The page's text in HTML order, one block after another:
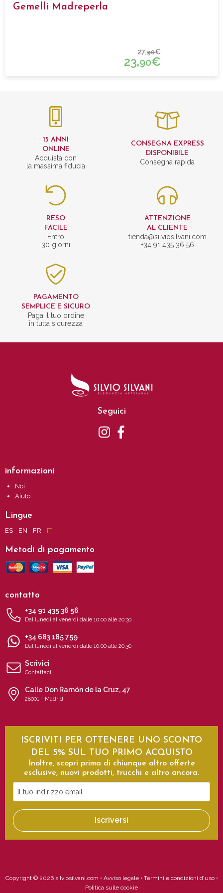
Gemelli Madreperla
27,90€
23,90€
15 ANNI
ONLINE
Acquista con
la massima fiducia
CONSEGNA EXPRESS
DISPONIBILE
Consegna rapida
RESO
FACILE
Entro
30 giorni
ATTENZIONE
AL CLIENTE
tienda@silviosilvani.com
+34 91 435 36 56
PAGAMENTO
SEMPLICE E SICURO
Paga il tuo ordine
in tutta sicurezza
Seguici
informazioni
Noi
Aiuto
Lingue
ES EN FR IT
Metodi di pagamento
contatto
+34 91 435 36 56
Dal lunedì al venerdì dalle 10:00 alle 20:30
+34 683 185 759
Dal lunedì al venerdì dalle 10:00 alle 20:30
Scrivici
Contattaci
Calle Don Ramón de la Cruz, 47
28001 - Madrid
ISCRIVITI PER OTTENERE UNO SCONTO
DEL 5% SUL TUO PRIMO ACQUISTO
Inoltre, scopri prima di chiunque altro offerte
esclusive, nuovi prodotti, trucchi e altro ancora.
tuo
indirizzo
email
Iscriversi
Copyright © 2026 silviosilvani.com • Avviso legale• Termini e condizioni d'uso•
Politica sulle cookie